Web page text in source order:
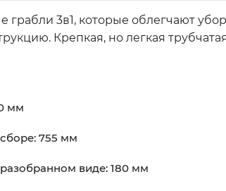
3в1, которые облегчают
Крепкая, но легкая
мм
755 мм
виде: 180 мм